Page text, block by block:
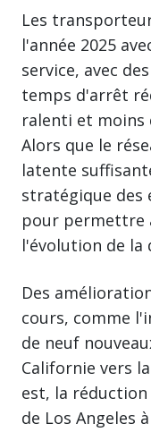
Les
l'année 2025
service, avec
temps d'arrêt
ralenti et moins
Alors que le
latente
stratégique des
pour permettre
l'évolution de la
Des
cours, comme
de neuf
Californie vers
est, la
de Los Angeles